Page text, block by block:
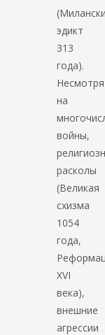
эдикт
313
года).
Несмотря
на
войны,
расколы
(Великая
схизма
1054
года,
XVI
века),
внешние
агрессии